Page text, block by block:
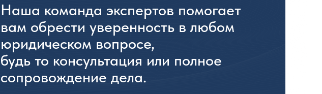
Наша команда экспертов помогает
вам обрести уверенность в любом
юридическом вопросе,
будь то консультация или полное
сопровождение дела.